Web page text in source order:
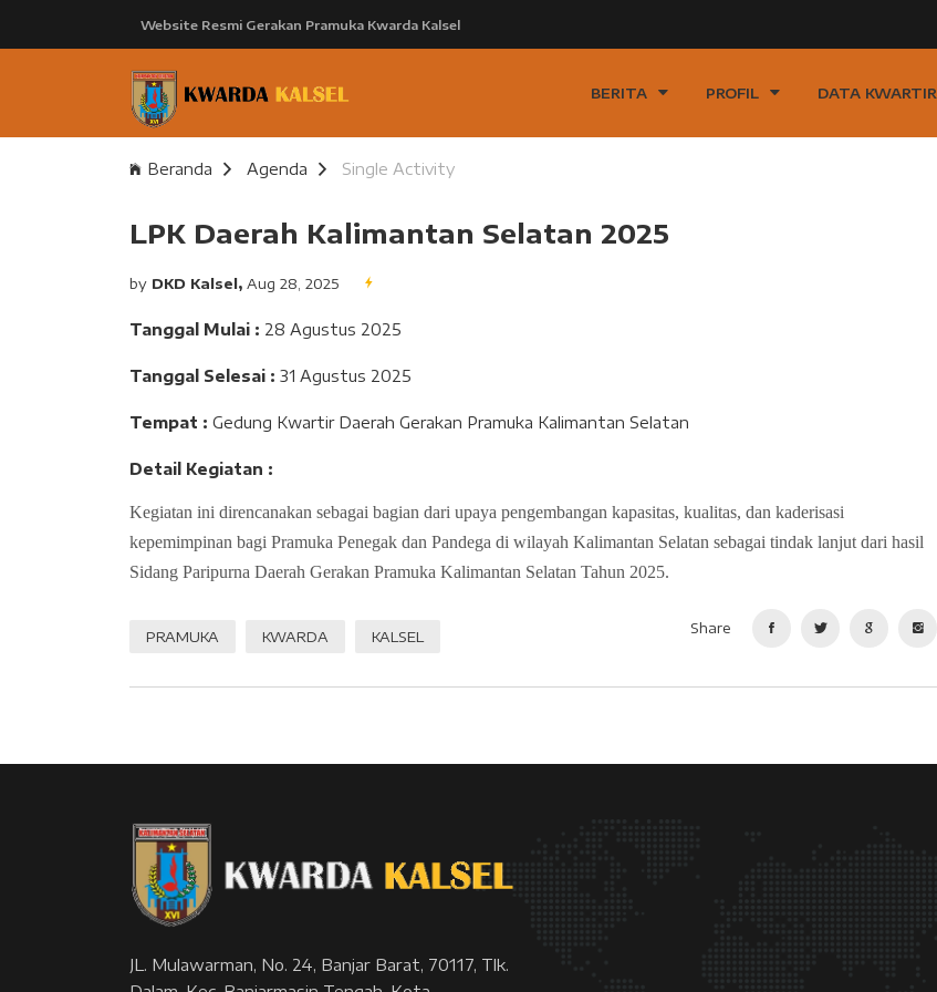
Website Resmi Gerakan Pramuka Kwarda Kalsel
BERITA PROFIL DATA KWARTIR
Beranda Agenda Single Activity
LPK Daerah Kalimantan Selatan 2025
by DKD Kalsel, Aug 28, 2025
Tanggal Mulai : 28 Agustus 2025
Tanggal Selesai : 31 Agustus 2025
Tempat : Gedung Kwartir Daerah Gerakan Pramuka Kalimantan Selatan
Detail Kegiatan :
Kegiatan ini direncanakan sebagai bagian dari upaya pengembangan kapasitas, kualitas, dan kaderisasi
kepemimpinan bagi Pramuka Penegak dan Pandega di wilayah Kalimantan Selatan sebagai tindak lanjut dari hasil
Sidang Paripurna Daerah Gerakan Pramuka Kalimantan Selatan Tahun 2025.
PRAMUKA KWARDA KALSEL Share
JL. Mulawarman, No. 24, Banjar Barat, 70117, Tlk.